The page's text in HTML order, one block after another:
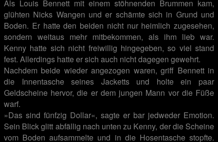
Als Louis Bennett mit einem stöhnenden Brummen kam,
glühten Nicks Wangen und er schämte sich in Grund und
Boden. Er hatte den beiden nicht nur heimlich zugesehen,
sondern weitaus mehr mitbekommen, als ihm lieb war.
Kenny hatte sich nicht freiwillig hingegeben, so viel stand
fest. Allerdings hatte er sich auch nicht dagegen gewehrt.
Nachdem beide wieder angezogen waren, griff Bennett in
die Innentasche seines Jacketts und holte ein paar
Geldscheine hervor, die er dem jungen Mann vor die Füße
warf.
»Das sind fünfzig Dollar«, sagte er bar jedweder Emotion.
Sein Blick glitt abfällig nach unten zu Kenny, der die Scheine
vom Boden aufsammelte und in die Hosentasche stopfte.